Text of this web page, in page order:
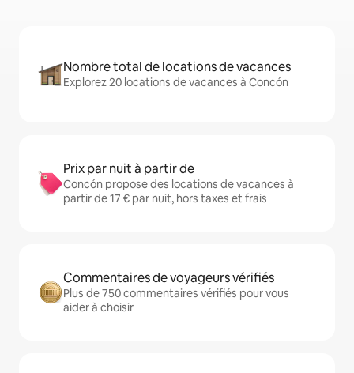
Nombre total de locations de vacances
Explorez 20 locations de vacances à Concón
Prix par nuit à partir de
Concón propose des locations de vacances à
partir de 17 € par nuit, hors taxes et frais
Commentaires de voyageurs vérifiés
Plus de 750 commentaires vérifiés pour vous
aider à choisir